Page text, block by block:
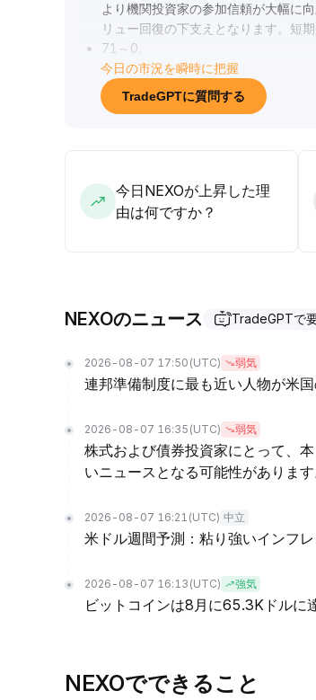
より機関投資家の参加信頼が大幅に
リュー回復の下支えとなります。短
71～0
75ドルの区間のテクニカル動向を厳
75ドル突破で持ち株を増やすことを
恵の推進リズムに合致する投資戦略
今日の市況を瞬時に把握
TradeGPTに質問する
今日NEXOが上昇した理
由は何ですか？
NEXOのニュース TradeGPTで
2026-08-07 17:50 (UTC) 弱気
連邦準備制度に最も近い人物が米
2026-08-07 16:35 (UTC) 弱気
株式および債券投資家にとって、
いニュースとなる可能性があります
2026-08-07 16:21 (UTC) 中立
米ドル週間予測：粘り強いインフ
2026-08-07 16:13 (UTC) 強気
ビットコインは8月に65.3Kドルに
NEXOでできること